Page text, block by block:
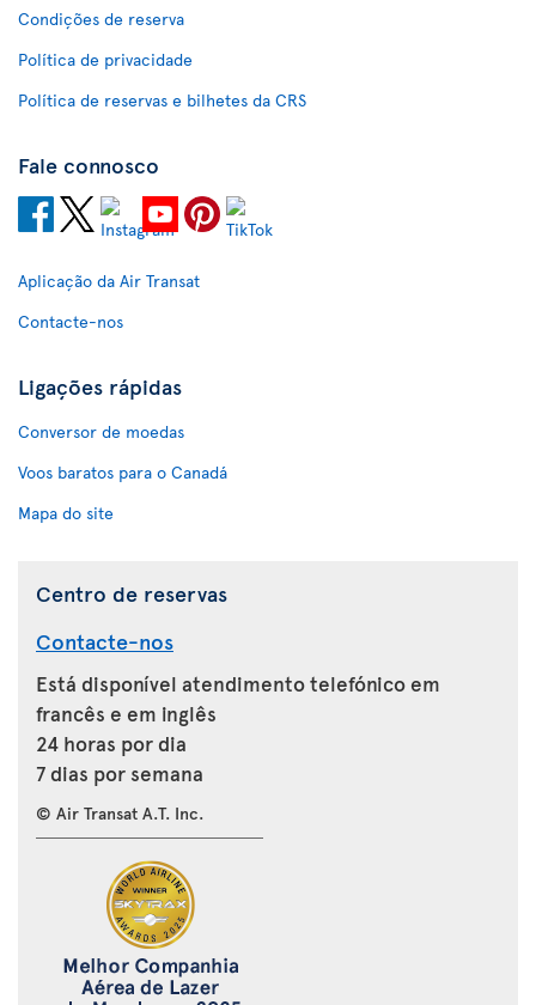
Condições de reserva
Política de privacidade
Política de reservas e bilhetes da CRS
Fale connosco
Aplicação da Air Transat
Contacte-nos
Ligações rápidas
Conversor de moedas
Voos baratos para o Canadá
Mapa do site
Centro de reservas
Contacte-nos
Está disponível atendimento telefónico em
francês e em inglês
24 horas por dia
7 dias por semana
© Air Transat A.T. Inc.